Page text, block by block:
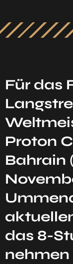
Für das
Proton
Bahrain
das 8-
nehmen